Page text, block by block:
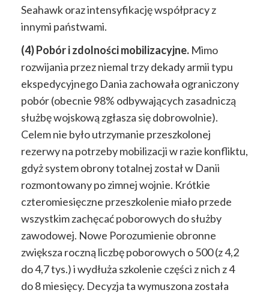
Seahawk oraz intensyfikację współpracy z
innymi państwami.
(4) Pobór i zdolności mobilizacyjne. Mimo
rozwijania przez niemal trzy dekady armii typu
ekspedycyjnego Dania zachowała ograniczony
pobór (obecnie 98% odbywających zasadniczą
służbę wojskową zgłasza się dobrowolnie).
Celem nie było utrzymanie przeszkolonej
rezerwy na potrzeby mobilizacji w razie konfliktu,
gdyż system obrony totalnej został w Danii
rozmontowany po zimnej wojnie. Krótkie
czteromiesięczne przeszkolenie miało przede
wszystkim zachęcać poborowych do służby
zawodowej. Nowe Porozumienie obronne
zwiększa roczną liczbę poborowych o 500 (z 4,2
do 4,7 tys.) i wydłuża szkolenie części z nich z 4
do 8 miesięcy. Decyzja ta wymuszona została